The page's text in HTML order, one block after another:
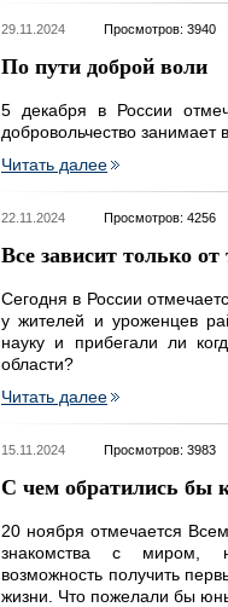
29.11.2024 Просмотров: 3940
По пути доброй воли
5 декабря в России
добровольчество занимает
Читать далее
22.11.2024 Просмотров: 4256
Все зависит только от
Сегодня в России
у жителей и уроженцев
науку и прибегали ли
области?
Читать далее
15.11.2024 Просмотров: 3983
С чем обратились бы
20 ноября отмечается
знакомства с миром,
возможность получить
жизни. Что пожелали бы